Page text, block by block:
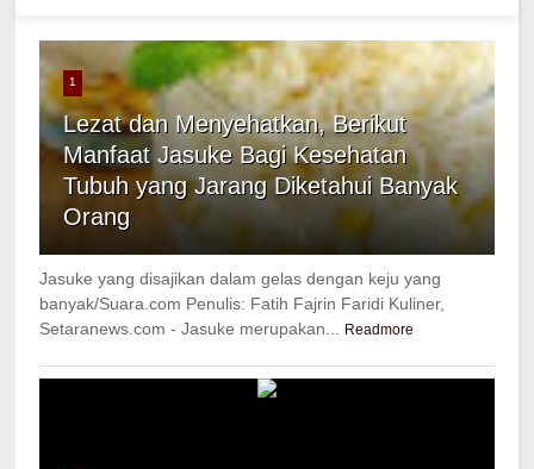
1
Lezat dan Menyehatkan, Berikut
Manfaat Jasuke Bagi Kesehatan
Tubuh yang Jarang Diketahui Banyak
Orang
Jasuke yang disajikan dalam gelas dengan keju yang
banyak/Suara.com Penulis: Fatih Fajrin Faridi Kuliner,
Setaranews.com - Jasuke merupakan...
Readmore